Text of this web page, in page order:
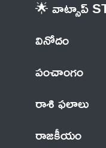
🌟 వాట్సాప్
వినోదం
పంచాంగం
రాశి ఫలాలు
రాజకీయం